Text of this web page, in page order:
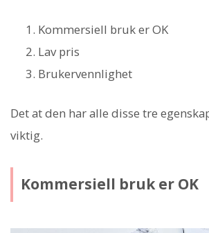
Kommersiell bruk er OK
Lav pris
Brukervennlighet
Det at den har alle disse tre
viktig.
Kommersiell bruk er OK